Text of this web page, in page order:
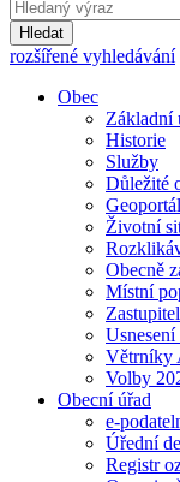
Hledat
rozšířené vyhledávání
Obec
Základní
Historie
Služby
Důležité
Životní
Obecně
Místní
Větrníky
Volby
Obecní úřad
e-
Úřední
Registr